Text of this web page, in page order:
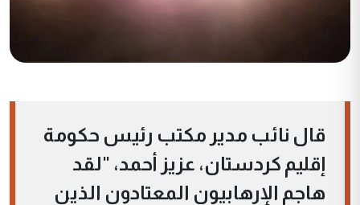
قال نائب مدير مكتب رئيس حكومة
إقليم كردستان، عزيز أحمد، "لقد
هاجم الإرهابيون المعتادون الذين